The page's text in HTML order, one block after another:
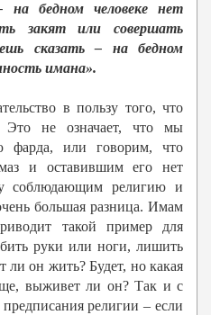
бедном человеке нет
закят или совершать
сказать – на бедном
имана».
в пользу того, что
не означает, что мы
фарда, или говорим, что
и оставившим его нет
соблюдающим религию и
большая разница. Имам
такой пример для
руки или ноги, лишить
ли он жить? Будет, но какая
выживет ли он? Так и с
религии – если